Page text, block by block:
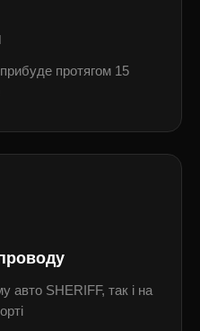
протягом 15
авто SHERIFF, так і на